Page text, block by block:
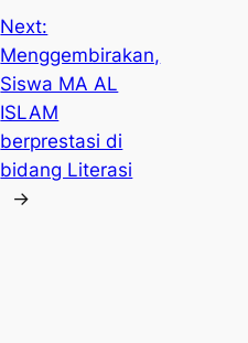
Next:
Menggembirakan,
Siswa MA AL
ISLAM
berprestasi di
bidang Literasi
→